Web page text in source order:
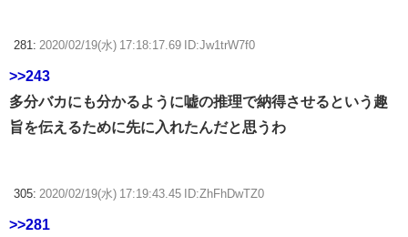
281: 2020/02/19(水) 17:18:17.69 ID:Jw1trW7f0
>>243
多分バカにも分かるように嘘の推理で納得させるという趣
旨を伝えるために先に入れたんだと思うわ
305: 2020/02/19(水) 17:19:43.45 ID:ZhFhDwTZ0
>>281